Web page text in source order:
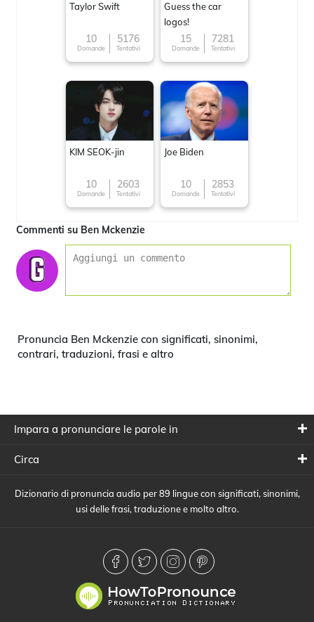
Taylor Swift
10
Domande
5176
Tentativi
Guess the car
logos!
15
Domande
7281
Tentativi
KIM SEOK-jin
10
Domande
2603
Tentativi
Joe Biden
10
Domande
2853
Tentativi
Commenti su Ben Mckenzie
Pronuncia Ben Mckenzie con significati, sinonimi,
contrari, traduzioni, frasi e altro
Impara a pronunciare le parole in
Circa
Dizionario di pronuncia audio per 89 lingue con significati, sinonimi,
usi delle frasi, traduzione e molto altro.